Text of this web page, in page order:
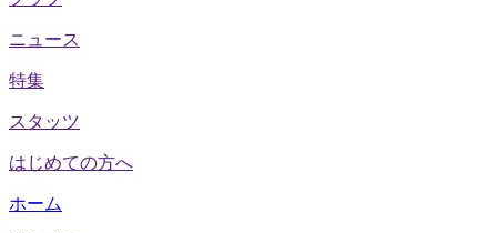
ニュース
特集
スタッツ
はじめての方へ
ホーム